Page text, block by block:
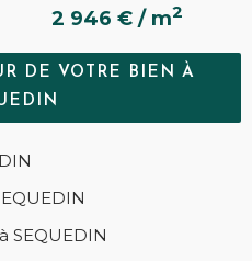
2 946 € / m2
DE VOTRE BIEN À
SEQUEDIN